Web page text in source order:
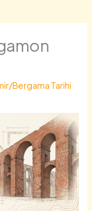
Bergama Tarihi